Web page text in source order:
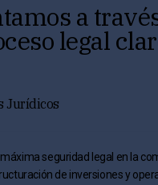
a
legal
Jurídicos
seguridad legal en la
de inversiones y